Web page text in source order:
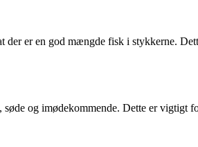
der er en god mængde fisk i stykkerne.
og imødekommende. Dette er vigtigt